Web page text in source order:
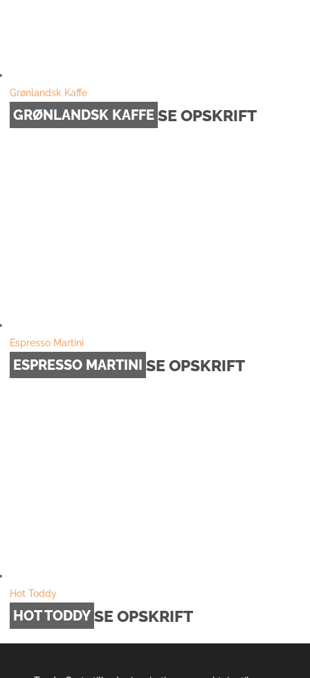
Grønlandsk Kaffe
GRØNLANDSK KAFFE SE OPSKRIFT
Espresso Martini
ESPRESSO MARTINI SE OPSKRIFT
Hot Toddy
HOT TODDY SE OPSKRIFT